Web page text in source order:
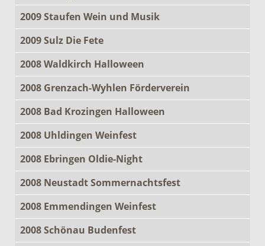
2009 Staufen Wein und Musik
2009 Sulz Die Fete
2008 Waldkirch Halloween
2008 Grenzach-Wyhlen Förderverein
2008 Bad Krozingen Halloween
2008 Uhldingen Weinfest
2008 Ebringen Oldie-Night
2008 Neustadt Sommernachtsfest
2008 Emmendingen Weinfest
2008 Schönau Budenfest